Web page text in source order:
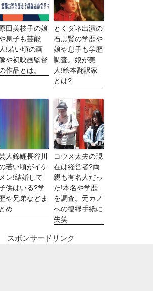
原田美枝子の娘
息子も芸能
人!若い頃の画
や初映画監督
作品とは。
とくダネ出演の
石黒賢の学歴や
娘や息子も学歴
調査。娘が美
人!絵本翻訳家
とは?
人錦鯉長谷川
若い頃がイケ
メン!結婚して
供はいる?学
歴や兄弟などま
とめ
コウメ太夫の現
在は経営者?両
親も有名人だっ
た!本名や学歴
を調査。元カノ
への復縁手紙に
失笑
スポンサードリンク